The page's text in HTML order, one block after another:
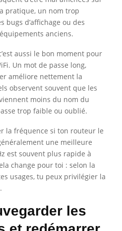
pratique, un nom trop
bugs d’affichage ou des
anciens.
aussi le bon moment pour
Un mot de passe long,
améliore nettement la
observent souvent que les
moins du nom du
trop faible ou oublié.
la fréquence si ton routeur le
une meilleure
est souvent plus rapide à
change pour toi : selon la
usages, tu peux privilégier la
les